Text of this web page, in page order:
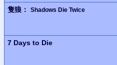
隻狼：
Shadows Die Twice
7 Days to Die